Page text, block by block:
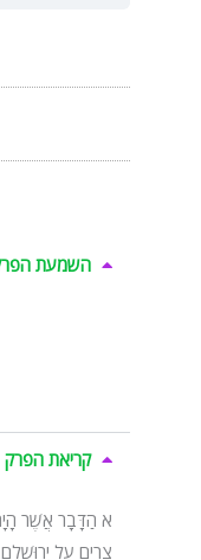
השמעת
קריאת הפרק
א הַדָּבָר אֲשֶׁר
צָרִים עַל